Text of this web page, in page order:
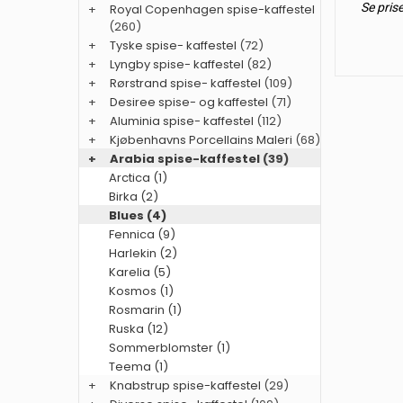
Se
+
Royal Copenhagen spise-kaffestel
(260)
+
Tyske spise- kaffestel (72)
+
Lyngby spise- kaffestel (82)
+
Rørstrand spise- kaffestel (109)
+
Desiree spise- og kaffestel (71)
+
Aluminia spise- kaffestel (112)
+
Kjøbenhavns Porcellains Maleri (68)
+
Arabia spise-kaffestel (39)
Arctica (1)
Birka (2)
Blues (4)
Fennica (9)
Harlekin (2)
Karelia (5)
Kosmos (1)
Rosmarin (1)
Ruska (12)
Sommerblomster (1)
Teema (1)
+
Knabstrup spise-kaffestel (29)